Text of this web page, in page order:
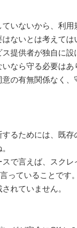
いないから、利用
ないとは考えては
ス提供者が独自に設
なら守る必要はあ
意の有無関係なく、
するためには、既
で言えば、スクレ
っていることです。
れていません。